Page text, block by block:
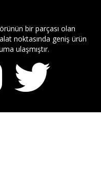
bir parçası olan
noktasında geniş ürün
ulaşmıştır.